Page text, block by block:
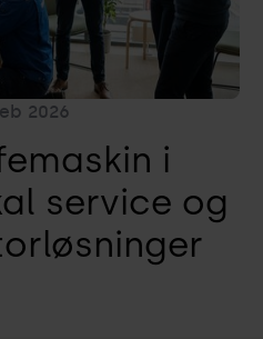
2026
i
service og